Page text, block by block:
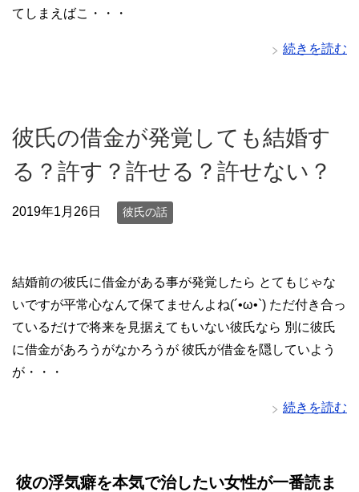
てしまえばこ・・・
続きを読む
彼氏の借金が発覚しても結婚す
る？許す？許せる？許せない？
2019年1月26日 彼氏の話
結婚前の彼氏に借金がある事が発覚したら とてもじゃな
いですが平常心なんて保てませんよね(´•ω•`) ただ付き合っ
ているだけで将来を見据えてもいない彼氏なら 別に彼氏
に借金があろうがなかろうが 彼氏が借金を隠していよう
が・・・
続きを読む
彼の浮気癖を本気で治したい女性が一番読ま